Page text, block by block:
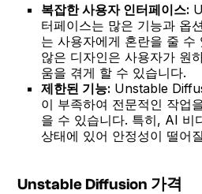
복잡한 사용자 인터페이스:
터페이스는 많은 기능과 옵
는 사용자에게 혼란을 줄 수
않은 디자인은 사용자가 원
움을 겪게 할 수 있습니다.
제한된 기능: Unstable
이 부족하여 전문적인 작업
을 수 있습니다. 특히, AI 비
상태에 있어 안정성이 떨어
Unstable Diffusion 가격